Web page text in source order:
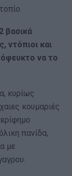
βασικά
ντόπιοι και
να το
κυρίως
κουμαριές
πανίδα,
με